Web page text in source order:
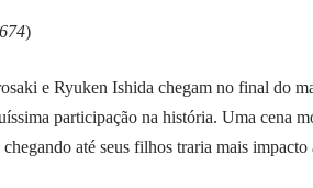
)
e Ryuken Ishida chegam no final do
participação na história. Uma cena
até seus filhos traria mais impacto